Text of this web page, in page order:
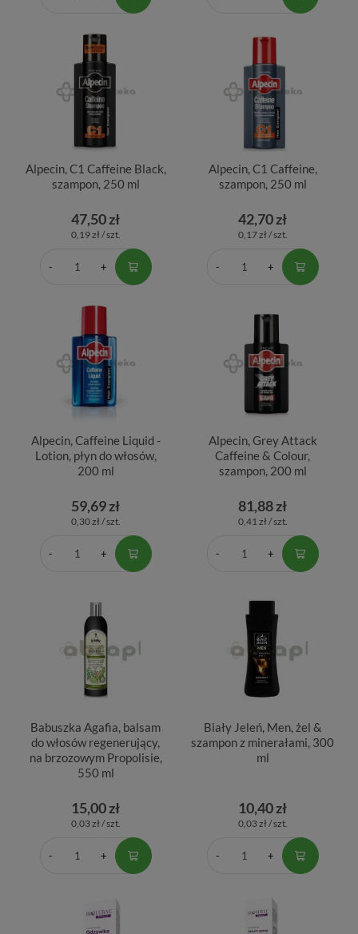
Alpecin, C1 Caffeine Black,
szampon, 250 ml
47,50 zł
0,19 zł / szt.
Alpecin, C1 Caffeine,
szampon, 250 ml
42,70 zł
0,17 zł / szt.
Alpecin, Caffeine Liquid -
Lotion, płyn do włosów,
200 ml
59,69 zł
0,30 zł / szt.
Alpecin, Grey Attack
Caffeine & Colour,
szampon, 200 ml
81,88 zł
0,41 zł / szt.
Babuszka Agafia, balsam
do włosów regenerujący,
na brzozowym Propolisie,
550 ml
15,00 zł
0,03 zł / szt.
Biały Jeleń, Men, żel &
szampon z minerałami, 300
ml
10,40 zł
0,03 zł / szt.